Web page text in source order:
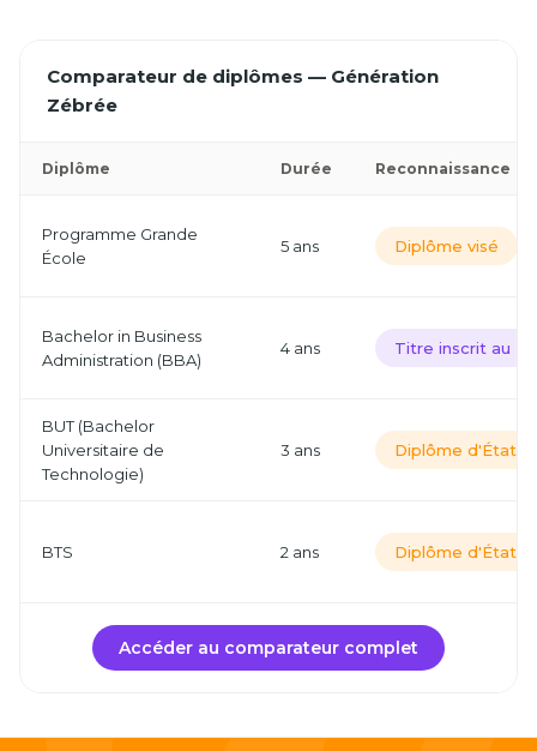
Comparateur de diplômes — Génération
Zébrée
Diplôme Durée Reconnaissance
Programme Grande
École
5 ans Diplôme visé
Bachelor in Business
Administration (BBA)
4 ans Titre inscrit au
BUT (Bachelor
Universitaire de
Technologie)
3 ans Diplôme d'État
BTS 2 ans Diplôme d'État
Accéder au comparateur complet